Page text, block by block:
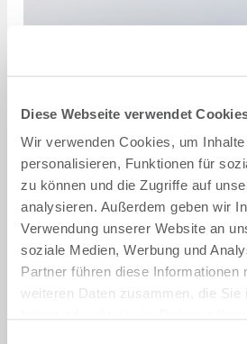
Diese Webseite verwendet
Wir verwenden Cookies, um
personalisieren, Funktionen für
zu können und die Zugriffe auf
analysieren. Außerdem geben wir
Verwendung unserer Website an
soziale Medien, Werbung und
Partner führen diese Informationen
weiteren Daten zusammen, die Sie
Fahrbericht Ari 901 XL: Es
B-Säule